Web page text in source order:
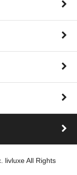
livluxe All Rights